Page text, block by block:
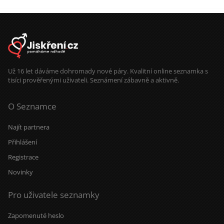
Už 16 let dáváme dohromady nové páry. Kvalitní online seznamka s
tisíci prověřenými uživateli. Seznámení zábavně a aktivně.
O Seznamce
Najít partnera
Přihlášení
Registrace
Novinky
Pro uživatele seznamky
Zapomenuté heslo